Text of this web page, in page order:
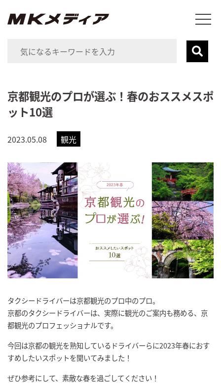
京都観光のプロが選ぶ！春のおススメスポ
ット10選
2023.05.08 観光
タクシードライバーは京都観光のプロ中のプロ。
京都のタクシードライバーは、実際に観光のご案内も務める、京
都観光のプロフェッショナルです。
今回は京都の観光を熟知しているドライバーらに2023年春におす
すめしたいスポットを聞いてみました！
ぜひ参考にして、素敵な春を過ごしてください！